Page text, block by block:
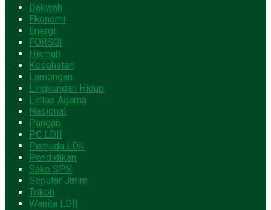
Dakwah
Ekonomi
Energi
FORSGI
Hikmah
Kesehatan
Lamongan
Lingkungan Hidup
Lintas Agama
Nasional
Pangan
PC LDII
Pemuda LDII
Pendidikan
Sako SPN
Seputar Jatim
Tokoh
Wanita LDII